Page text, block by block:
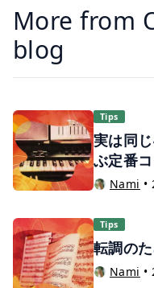
More from
blog
Tips
実は同
ぶ定番
Nami •
Tips
転調の
Nami •